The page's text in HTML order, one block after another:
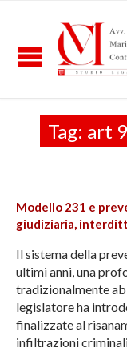
Tag: art
Modello 231 e
giudiziaria,
Il sistema della
ultimi anni, una
tradizionalmente
legislatore ha
finalizzate al
infiltrazioni